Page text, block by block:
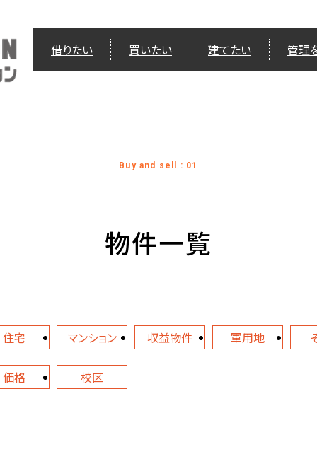
借りたい 買いたい 建てたい 管理
Buy and sell : 01
物件一覧
住宅 マンション 収益物件 軍用地
価格 校区